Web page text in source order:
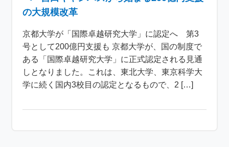
の大規模改革
京都大学が「国際卓越研究大学」に認定へ 第3
号として200億円支援も 京都大学が、国の制度で
ある「国際卓越研究大学」に正式認定される見通
しとなりました。これは、東北大学、東京科学大
学に続く国内3校目の認定となるもので、2 […]